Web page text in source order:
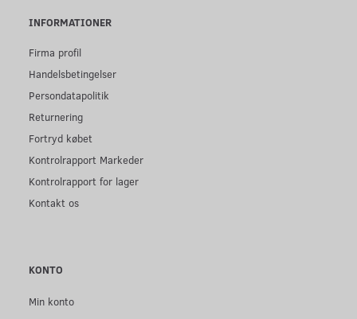
INFORMATIONER
Firma profil
Handelsbetingelser
Persondatapolitik
Returnering
Fortryd købet
Kontrolrapport Markeder
Kontrolrapport for lager
Kontakt os
KONTO
Min konto